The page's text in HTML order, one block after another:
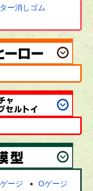
ー消しゴム
ージ
Oゲージ